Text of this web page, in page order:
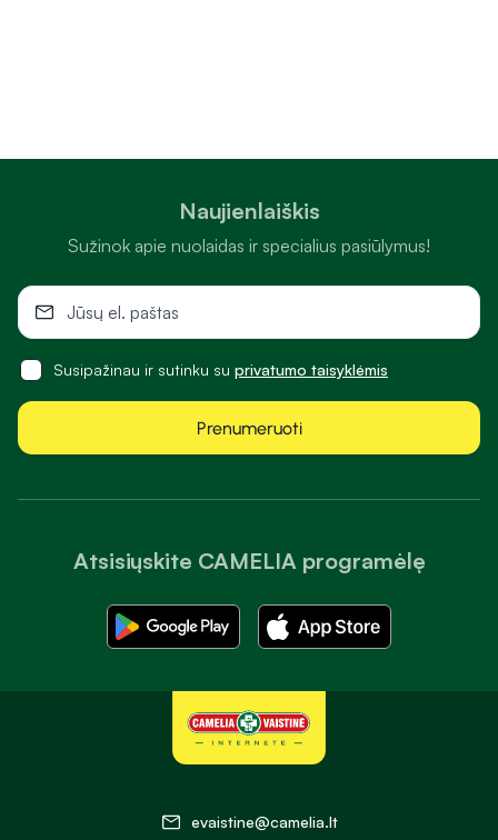
Atsisiųskite CAMELIA programėlę
Naujienlaiškis
Sužinok apie nuolaidas ir specialius pasiūlymus!
Susipažinau ir sutinku su privatumo taisyklėmis
Prenumeruoti
evaistine@camelia.lt